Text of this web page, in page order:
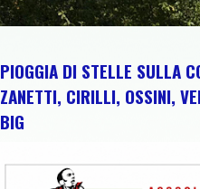
PIOGGIA DI STELLE SULLA
ZANETTI, CIRILLI, OSSINI,
BIG